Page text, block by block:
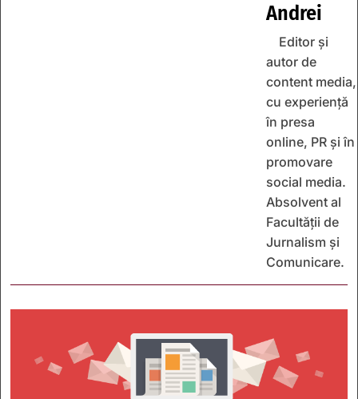
Andrei
Editor și
autor de
content media,
cu experiență
în presa
online, PR și în
promovare
social media.
Absolvent al
Facultății de
Jurnalism și
Comunicare.